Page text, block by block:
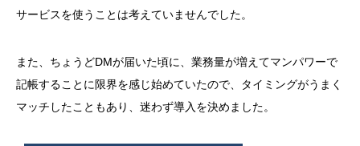
サービスを使うことは考えていませんでした。
また、ちょうどDMが届いた頃に、業務量が増えてマンパワーで
記帳することに限界を感じ始めていたので、タイミングがうまく
マッチしたこともあり、迷わず導入を決めました。